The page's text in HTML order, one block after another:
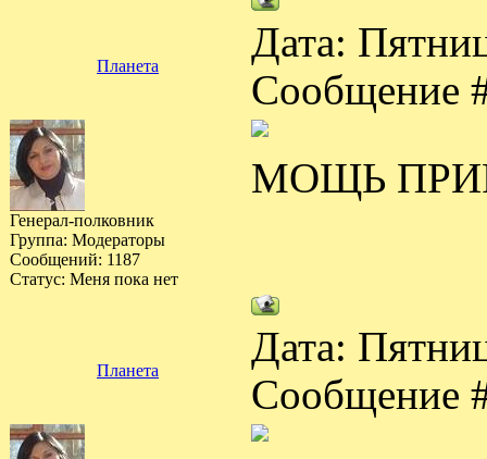
Планета
Дата:
Сообщение
Генерал-полковник
Группа: Модераторы
Сообщений: 1187
Статус: Меня пока нет
МОЩЬ
Планета
Дата:
Сообщение